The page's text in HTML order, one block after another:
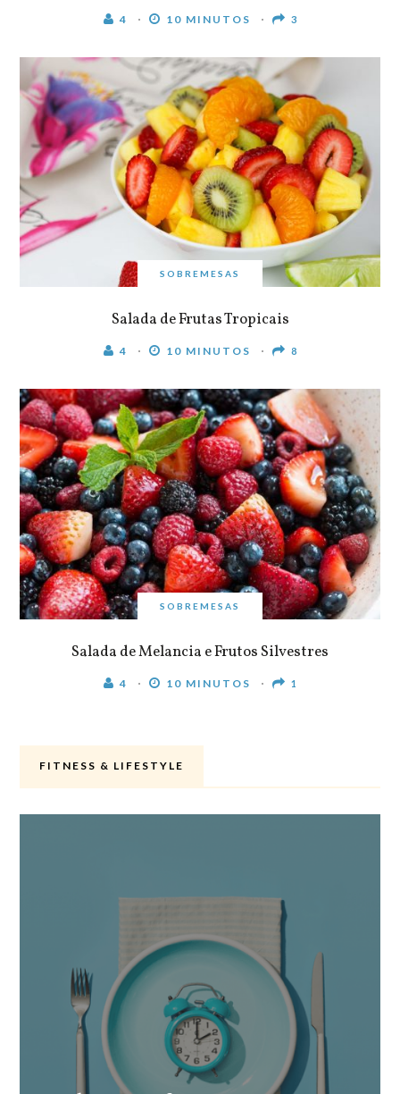
4 10 MINUTOS 3
SOBREMESAS
Salada de Frutas Tropicais
4 10 MINUTOS 8
SOBREMESAS
Salada de Melancia e Frutos Silvestres
4 10 MINUTOS 1
FITNESS & LIFESTYLE